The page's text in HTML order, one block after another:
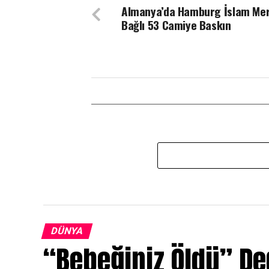
Almanya’da Hamburg İslam
Bağlı 53 Camiye Baskın
DÜNYA
“Bebeğiniz Öldü”